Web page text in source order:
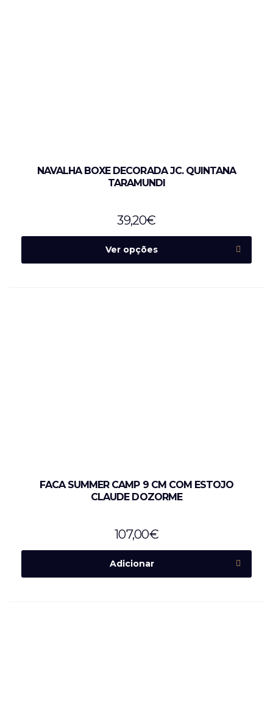
NAVALHA BOXE DECORADA JC. QUINTANA
TARAMUNDI
39,20€
Ver opções
FACA SUMMER CAMP 9 CM COM ESTOJO
CLAUDE DOZORME
107,00€
Adicionar